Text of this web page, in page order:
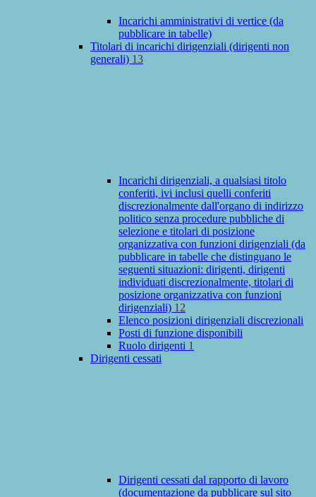
Incarichi amministrativi di vertice (da
pubblicare in tabelle)
Titolari di incarichi dirigenziali (dirigenti non
generali) 13
Incarichi dirigenziali, a qualsiasi titolo
conferiti, ivi inclusi quelli conferiti
discrezionalmente dall'organo di indirizzo
politico senza procedure pubbliche di
selezione e titolari di posizione
organizzativa con funzioni dirigenziali (da
pubblicare in tabelle che distinguano le
seguenti situazioni: dirigenti, dirigenti
individuati discrezionalmente, titolari di
posizione organizzativa con funzioni
dirigenziali) 12
Elenco posizioni dirigenziali discrezionali
Posti di funzione disponibili
Ruolo dirigenti 1
Dirigenti cessati
Dirigenti cessati dal rapporto di lavoro
(documentazione da pubblicare sul sito